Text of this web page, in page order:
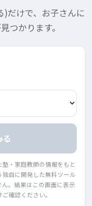
)だけで、お子さんに
つかります。
る
・家庭教師の情報をもと
自に開発した無料ツール
。結果はこの画面に表示
確認ください。